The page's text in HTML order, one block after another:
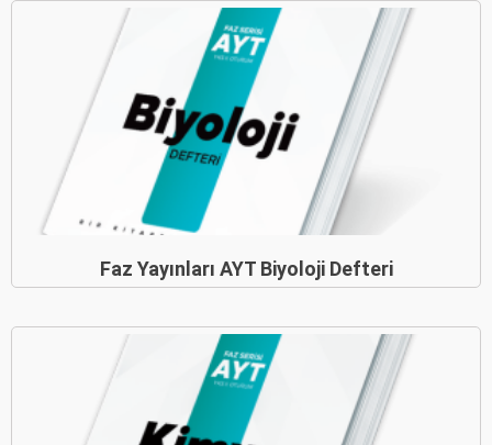
Faz Yayınları AYT Biyoloji Defteri